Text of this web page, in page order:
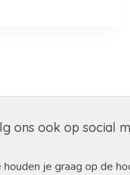
ons ook op social
je graag op de